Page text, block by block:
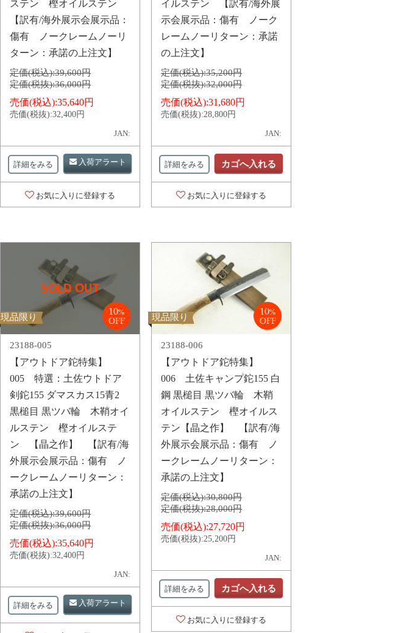
ステン 樫オイルステン
【訳有/海外展示会展示品：
傷有 ノークレームノーリ
ターン：承諾の上注文】
定価(税込):39,600円
定価(税抜):36,000円
売価(税込):35,640円
売価(税抜):32,400円
JAN:
詳細をみる 入荷アラート
お気に入りに登録する
イルステン 【訳有/海外展
示会展示品：傷有 ノーク
レームノーリターン：承諾
の上注文】
定価(税込):35,200円
定価(税抜):32,000円
売価(税込):31,680円
売価(税抜):28,800円
JAN:
詳細をみる カゴへ入れる
お気に入りに登録する
現品限り
10%
OFF
23188-005
【アウトドア鉈特集】
005 特選：土佐ウトドア
剣鉈155 ダマスカス15青2
黒槌目 黒ツバ輪 木鞘オイ
ルステン 樫オイルステ
ン 【晶之作】 【訳有/海
外展示会展示品：傷有 ノ
ークレームノーリターン：
承諾の上注文】
定価(税込):39,600円
定価(税抜):36,000円
売価(税込):35,640円
売価(税抜):32,400円
JAN:
詳細をみる 入荷アラート
現品限り
10%
OFF
23188-006
【アウトドア鉈特集】
006 土佐キャンプ鉈155 白
鋼 黒槌目 黒ツバ輪 木鞘
オイルステン 樫オイルス
テン【晶之作】 【訳有/海
外展示会展示品：傷有 ノ
ークレームノーリターン：
承諾の上注文】
定価(税込):30,800円
定価(税抜):28,000円
売価(税込):27,720円
売価(税抜):25,200円
JAN:
詳細をみる カゴへ入れる
お気に入りに登録する